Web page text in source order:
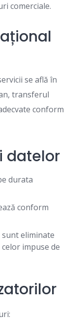
comerciale.
se află în
transferul
conform
datelor
durata
conform
eliminate
impuse de